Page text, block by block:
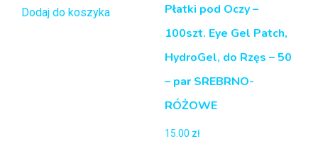
Dodaj do koszyka
Płatki pod Oczy –
100szt. Eye Gel Patch,
HydroGel, do Rzęs – 50
– par SREBRNO-
RÓŻOWE
15.00 zł